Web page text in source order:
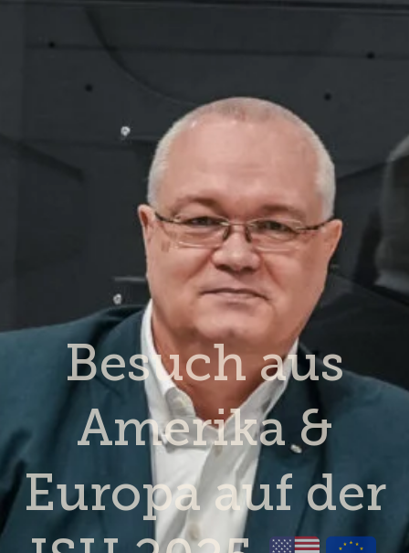
Besuch aus
Amerika &
Europa auf der